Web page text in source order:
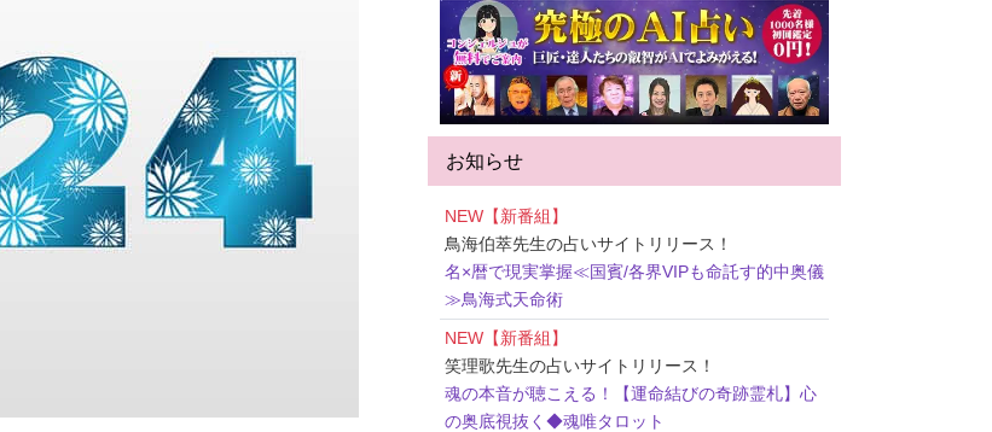
お知らせ
NEW【新番組】
鳥海伯萃先生の占いサイトリリース！
名×暦で現実掌握≪国賓/各界VIPも命託す的中奥儀
≫鳥海式天命術
NEW【新番組】
笑理歌先生の占いサイトリリース！
魂の本音が聴こえる！【運命結びの奇跡霊札】心
の奥底視抜く◆魂唯タロット